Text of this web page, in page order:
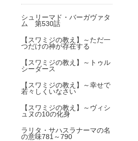
シュリーマド・バーガヴァタ
ム 第530話
【スワミジの教え】～ただ一
つだけの神が存在する
【スワミジの教え】～トゥル
シーダース
【スワミジの教え】～幸せで
若々しくいなさい
【スワミジの教え】～ヴィシ
ュヌの10の化身
ラリタ・サハスラナーマの名
の意味781～790